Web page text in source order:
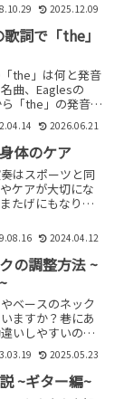
2025.12.09
詞で「the」
the」は何と発音
曲、Eaglesの
「the」の発音を
音楽的な学習だ
も役立ちます。
人は、たまには
いでしょう。
2026.06.21
体のケア
はスポーツと同
ケアが大切にな
たげにもなりう
します。2024.04.12
の調整方法 ~
ベースのネック
ますか？巷にあ
いしやすいので
み、正しい調整
2025.05.23
~ギター編~